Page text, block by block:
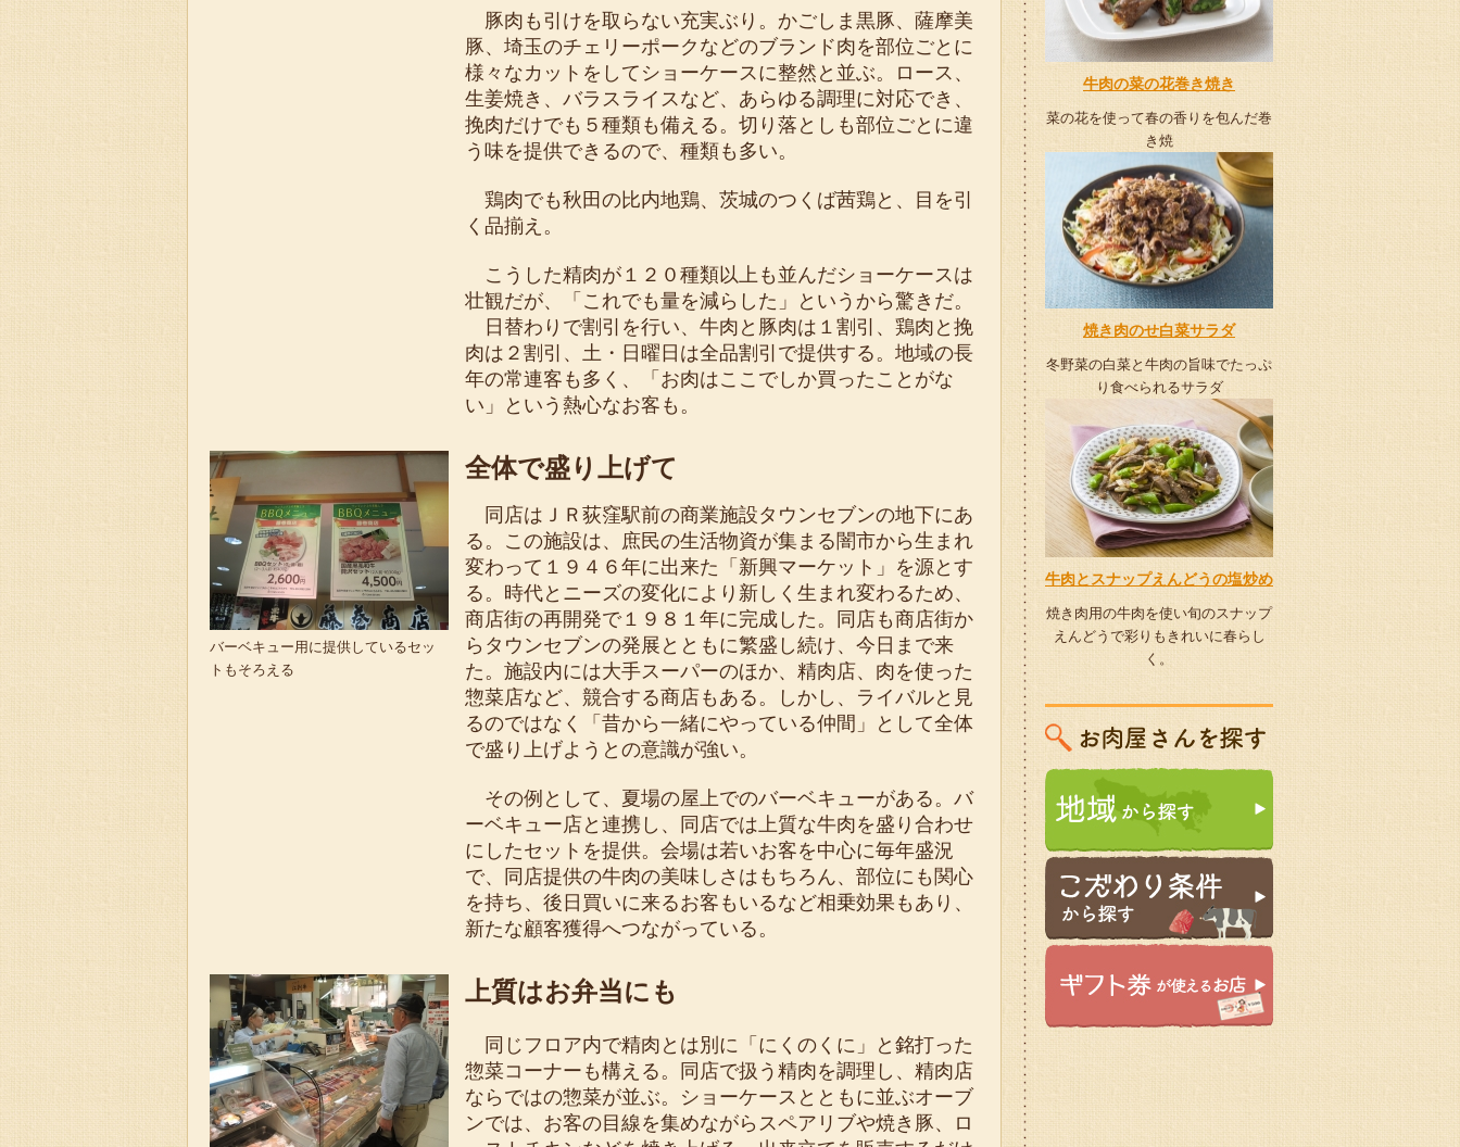
豚肉も引けを取らない充実ぶり。かごしま黒豚、薩摩美
豚、埼玉のチェリーポークなどのブランド肉を部位ごとに
様々なカットをしてショーケースに整然と並ぶ。ロース、
生姜焼き、バラスライスなど、あらゆる調理に対応でき、
挽肉だけでも５種類も備える。切り落としも部位ごとに違
う味を提供できるので、種類も多い。
鶏肉でも秋田の比内地鶏、茨城のつくば茜鶏と、目を引
く品揃え。
こうした精肉が１２０種類以上も並んだショーケースは
壮観だが、「これでも量を減らした」というから驚きだ。
日替わりで割引を行い、牛肉と豚肉は１割引、鶏肉と挽
肉は２割引、土・日曜日は全品割引で提供する。地域の長
年の常連客も多く、「お肉はここでしか買ったことがな
い」という熱心なお客も。
バーベキュー用に提供しているセッ
トもそろえる
全体で盛り上げて
同店はＪＲ荻窪駅前の商業施設タウンセブンの地下にあ
る。この施設は、庶民の生活物資が集まる闇市から生まれ
変わって１９４６年に出来た「新興マーケット」を源とす
る。時代とニーズの変化により新しく生まれ変わるため、
商店街の再開発で１９８１年に完成した。同店も商店街か
らタウンセブンの発展とともに繁盛し続け、今日まで来
た。施設内には大手スーパーのほか、精肉店、肉を使った
惣菜店など、競合する商店もある。しかし、ライバルと見
るのではなく「昔から一緒にやっている仲間」として全体
で盛り上げようとの意識が強い。
その例として、夏場の屋上でのバーベキューがある。バ
ーベキュー店と連携し、同店では上質な牛肉を盛り合わせ
にしたセットを提供。会場は若いお客を中心に毎年盛況
で、同店提供の牛肉の美味しさはもちろん、部位にも関心
を持ち、後日買いに来るお客もいるなど相乗効果もあり、
新たな顧客獲得へつながっている。
上質はお弁当にも
同じフロア内で精肉とは別に「にくのくに」と銘打った
惣菜コーナーも構える。同店で扱う精肉を調理し、精肉店
ならではの惣菜が並ぶ。ショーケースとともに並ぶオーブ
ンでは、お客の目線を集めながらスペアリブや焼き豚、ロ
牛肉の菜の花巻き焼き
菜の花を使って春の香りを包んだ巻
き焼
焼き肉のせ白菜サラダ
冬野菜の白菜と牛肉の旨味でたっぷ
り食べられるサラダ
牛肉とスナップえんどうの塩炒め
焼き肉用の牛肉を使い旬のスナップ
えんどうで彩りもきれいに春らし
く。